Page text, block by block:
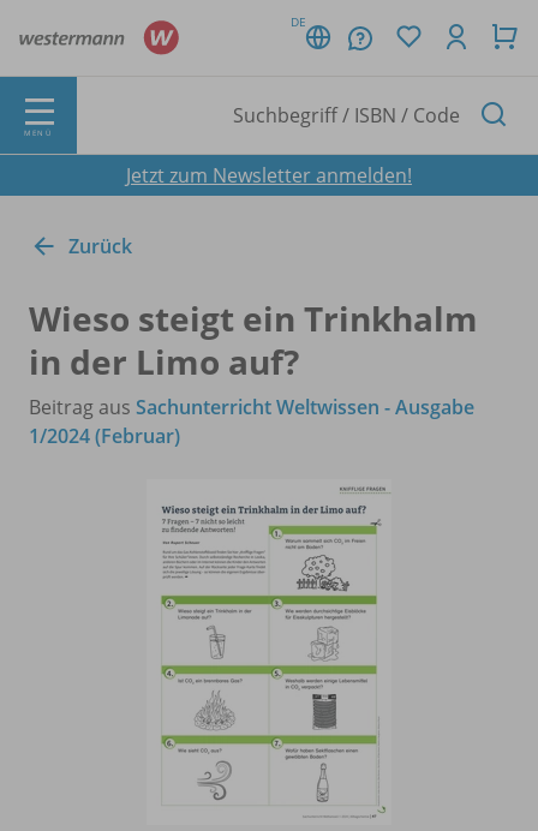
DE
MENÜ
Jetzt zum Newsletter anmelden!
Zurück
Wieso steigt ein Trinkhalm
in der Limo auf?
Beitrag aus Sachunterricht Weltwissen - Ausgabe
1/2024 (Februar)